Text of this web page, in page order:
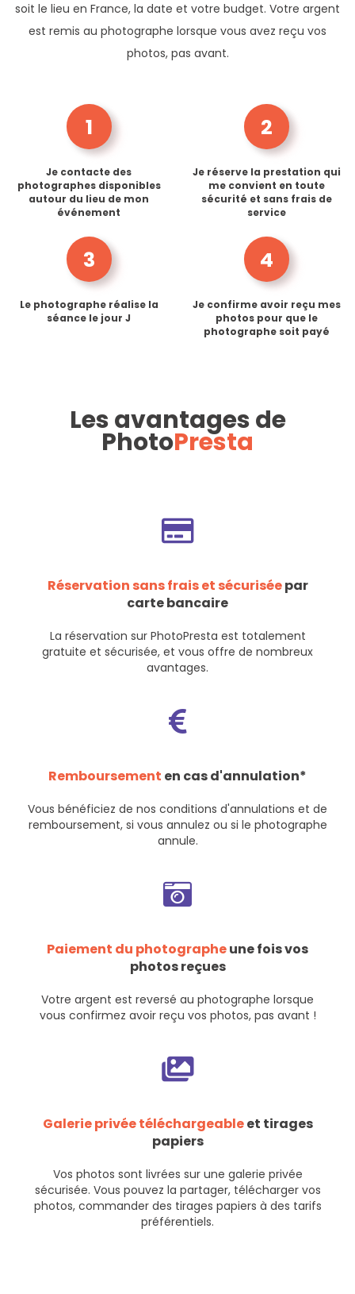
soit le lieu en France, la date et votre budget. Votre argent
est remis au photographe lorsque vous avez reçu vos
photos, pas avant.
1
Je contacte des
photographes disponibles
autour du lieu de mon
événement
2
Je réserve la prestation qui
me convient en toute
sécurité et sans frais de
service
3
Le photographe réalise la
séance le jour J
4
Je confirme avoir reçu mes
photos pour que le
photographe soit payé
Les avantages de
PhotoPresta
Réservation sans frais et sécuriséepar
carte bancaire
La réservation sur PhotoPresta est totalement
gratuite et sécurisée, et vous offre de nombreux
avantages.
Remboursement en cas d'annulation*
Vous bénéficiez de nos conditions d'annulations et de
remboursement, si vous annulez ou si le photographe
annule.
Paiement du photographeune fois vos
photos reçues
Votre argent est reversé au photographe lorsque
vous confirmez avoir reçu vos photos, pas avant !
Galerie privée téléchargeableet tirages
papiers
Vos photos sont livrées sur une galerie privée
sécurisée. Vous pouvez la partager, télécharger vos
photos, commander des tirages papiers à des tarifs
préférentiels.